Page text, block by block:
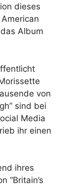
dieses
Album
von
sind bei
Media
ihr einen
ihres
“Britain’s